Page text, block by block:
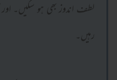
لطف اندوز بھی ہو سکیں۔
رہیں۔